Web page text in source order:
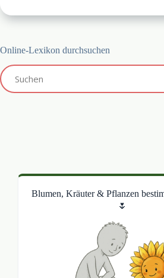
Online-Lexikon durchsuchen
Blumen, Kräuter & Pflanzen
🌷